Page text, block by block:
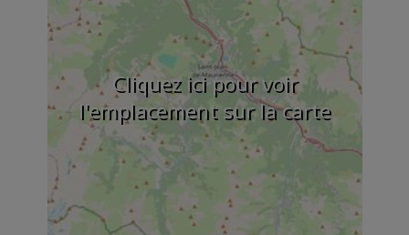
Cliquez ici pour voir
l'emplacement sur la carte